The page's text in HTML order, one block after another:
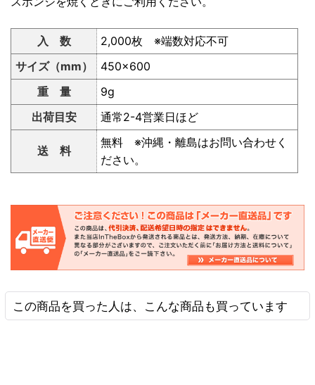
入 数
2,000枚 ※端数対応不可
サイズ（mm）
450×600
重 量
9g
出荷目安
通常2-4営業日ほど
送 料
無料 ※沖縄・離島はお問い合わせく
ださい。
この商品を買った人は、こんな商品も買っています